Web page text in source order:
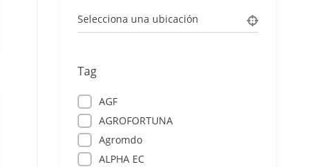
Selecciona una ubicación
Tag
AGF
AGROFORTUNA
Agromdo
ALPHA EC